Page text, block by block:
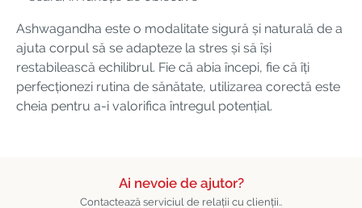
Ashwagandha este o modalitate sigură și naturală de a
ajuta corpul să se adapteze la stres și să își
restabilească echilibrul. Fie că abia începi, fie că îți
perfecționezi rutina de sănătate, utilizarea corectă este
cheia pentru a-i valorifica întregul potențial.
Ai nevoie de ajutor?
Contactează serviciul de relații cu clienții..